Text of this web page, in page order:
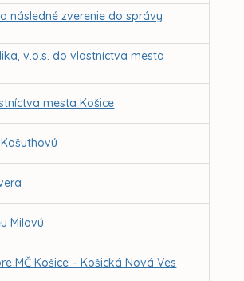
následné zverenie do správy
v.o.s. do vlastníctva mesta
mesta Košice
Milovú
MČ Košice – Košická Nová Ves